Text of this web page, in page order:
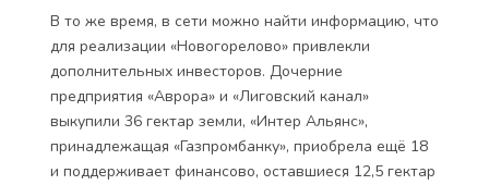
В то же время, в сети можно найти информацию, что
для реализации «Новогорелово» привлекли
дополнительных инвесторов. Дочерние
предприятия «Аврора» и «Лиговский канал»
выкупили 36 гектар земли, «Интер Альянс»,
принадлежащая «Газпромбанку», приобрела ещё 18
и поддерживает финансово, оставшиеся 12,5 гектар